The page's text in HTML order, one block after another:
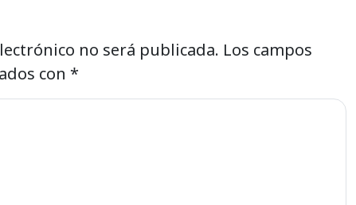
no será publicada. Los campos
con *